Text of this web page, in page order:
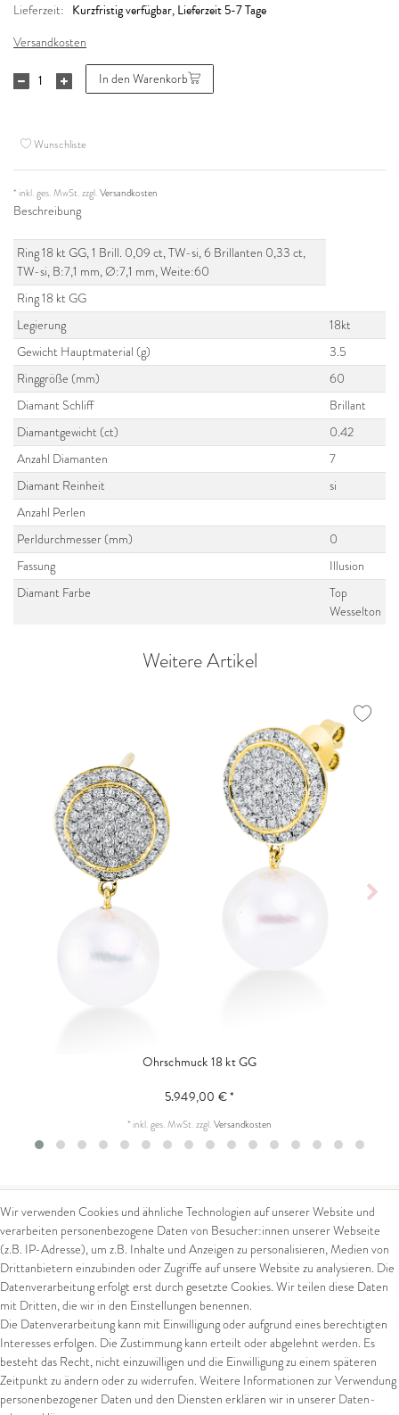
Lieferzeit: Kurzfristig verfügbar, Lieferzeit 5-7 Tage
Versandkosten
In den Warenkorb
Wunschliste
* inkl. ges. MwSt. zzgl.Versandkosten
Beschreibung
Ring 18 kt GG, 1 Brill. 0,09 ct, TW-si, 6 Brillanten 0,33 ct,
TW-si, B:7,1 mm, Ø:7,1 mm, Weite:60
Ring 18 kt GG
Legierung
18kt
Gewicht Hauptmaterial (g)
3.5
Ringgröße (mm)
60
Diamant Schliff
Brillant
Diamantgewicht (ct)
0.42
Anzahl Diamanten
7
Diamant Reinheit
si
Anzahl Perlen
Perldurchmesser (mm)
0
Fassung
Illusion
Diamant Farbe
Top
Wesselton
Weitere Artikel
Ohrschmuck 18 kt GG
5.949,00 € *
* inkl. ges. MwSt.zzgl.Versandkosten
Kontakt
Kontaktformular
Arena in Arte GmbH
Marktgasse 2,
8600 Dübendorf
Tel: +41 44 821 60 40
Rechtliches
AGB
Impressum
Datenschutz
Widerrufsrecht
Zahlung und Versand
Widerrufsformular
Wir verwenden Cookies und ähnliche Technologien auf unserer Website und
verarbeiten personenbezogene Daten von Besucher:innen unserer Webseite
(z.B. IP-Adresse), um z.B. Inhalte und Anzeigen zu personalisieren, Medien von
Drittanbietern einzubinden oder Zugriffe auf unsere Website zu analysieren. Die
Datenverarbeitung erfolgt erst durch gesetzte Cookies. Wir teilen diese Daten
mit Dritten, die wir in den Einstellungen benennen.
Die Datenverarbeitung kann mit Einwilligung oder aufgrund eines berechtigten
Interesses erfolgen. Die Zustimmung kann erteilt oder abgelehnt werden. Es
besteht das Recht, nicht einzuwilligen und die Einwilligung zu einem späteren
Zeitpunkt zu ändern oder zu widerrufen. Weitere Informationen zur Verwendung
personenbezogener Daten und den Diensten erklären wir in unserer Daten­